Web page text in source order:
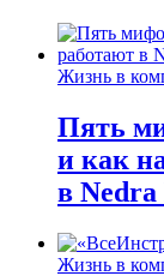
Жизнь в
Пять
и как
в
Жизнь в